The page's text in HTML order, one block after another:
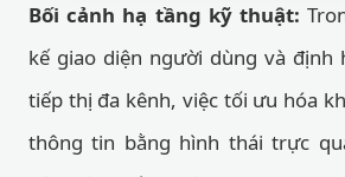
Bối cảnh hạ tầng kỹ thuật:
kế giao diện người dùng và định
tiếp thị đa kênh, việc tối ưu hóa
thông tin bằng hình thái trực